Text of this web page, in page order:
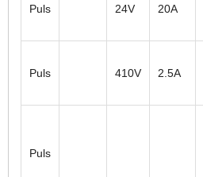
Puls 24V 20A
Puls 410V 2.5A
Puls